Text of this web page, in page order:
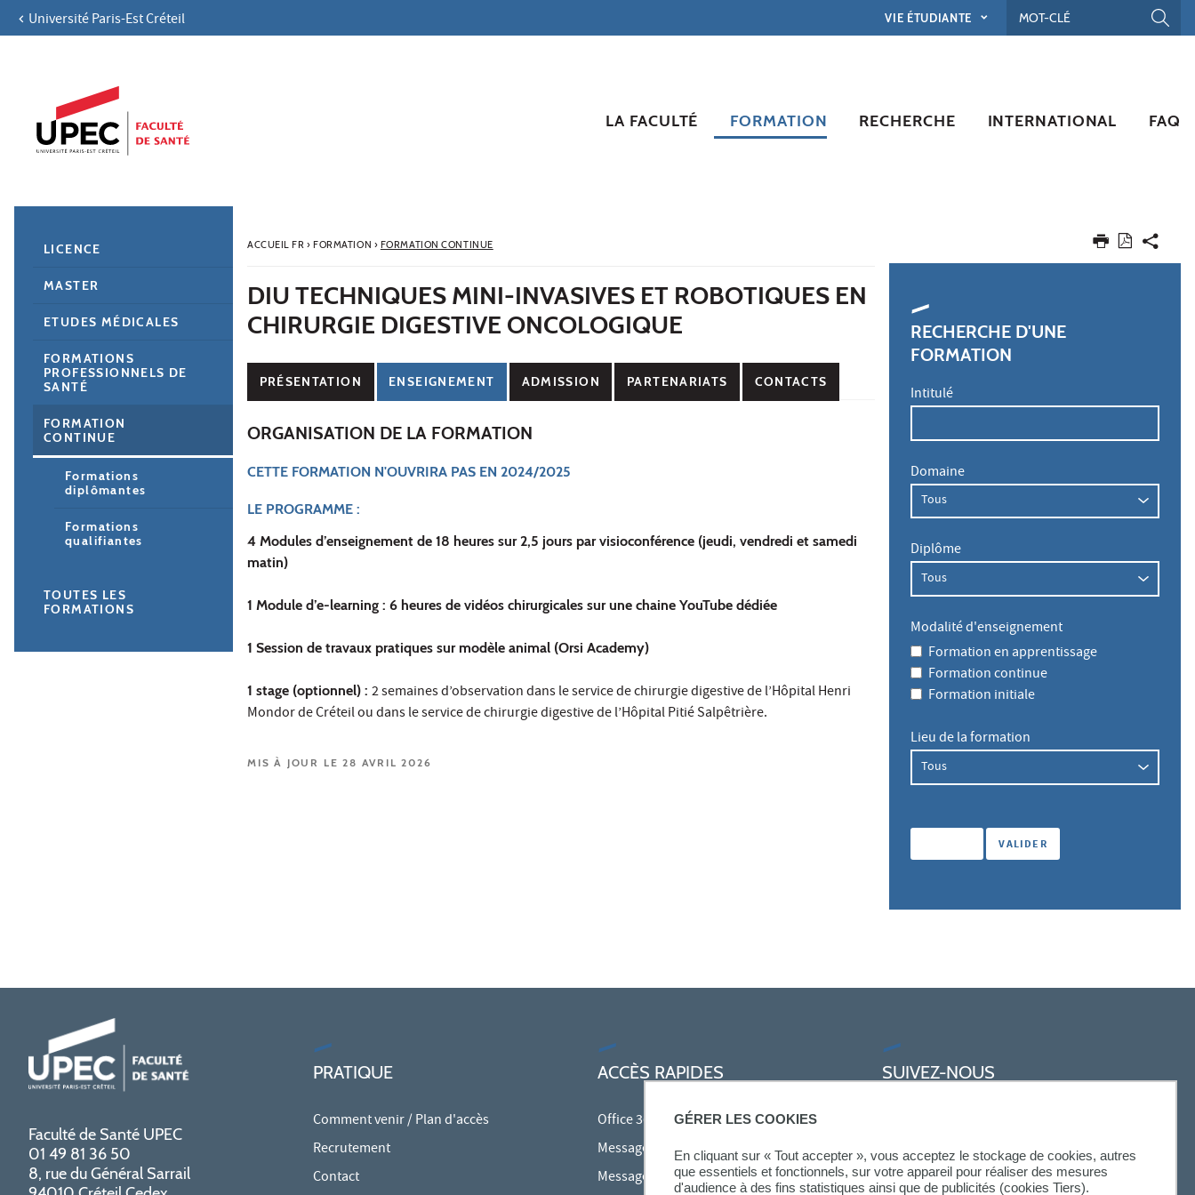
GÉRER LES COOKIES
En cliquant sur « Tout accepter », vous acceptez le stockage de cookies, autres
que essentiels et fonctionnels, sur votre appareil pour réaliser des mesures
d'audience à des fins statistiques ainsi que de publicités (cookies Tiers).
Aller au contenu
Navigation secondaire
Université Paris-Est Créteil VIE ÉTUDIANTE
LA FACULTÉ FORMATION RECHERCHE INTERNATIONAL FAQ
ACCUEIL FR› FORMATION › FORMATION CONTINUE
DIU TECHNIQUES MINI-INVASIVES ET ROBOTIQUES EN
CHIRURGIE DIGESTIVE ONCOLOGIQUE
PRÉSENTATION ENSEIGNEMENT ADMISSION PARTENARIATS CONTACTS
ORGANISATION DE LA FORMATION
CETTE FORMATION N'OUVRIRA PAS EN 2024/2025
LE PROGRAMME :
4 Modules d’enseignement de 18 heures sur 2,5 jours par visioconférence (jeudi, vendredi et samedi
matin)
1 Module d’e-learning : 6 heures de vidéos chirurgicales sur une chaine YouTube dédiée
1 Session de travaux pratiques sur modèle animal (Orsi Academy)
1 stage (optionnel) : 2 semaines d’observation dans le service de chirurgie digestive de l’Hôpital Henri
Mondor de Créteil ou dans le service de chirurgie digestive de l’Hôpital Pitié Salpêtrière.
MIS À JOUR LE 28 AVRIL 2026
RECHERCHE D'UNE
FORMATION
Intitulé
Domaine
Diplôme
Modalité d'enseignement
Formation en apprentissage
Formation continue
Formation initiale
Lieu de la formation
LICENCE
MASTER
ETUDES MÉDICALES
FORMATIONS
PROFESSIONNELS DE
SANTÉ
FORMATION
CONTINUE
Formations
diplômantes
Formations
qualifiantes
TOUTES LES
FORMATIONS
Faculté de Santé UPEC
01 49 81 36 50
8, rue du Général Sarrail
PRATIQUE
Comment venir / Plan d'accès
Recrutement
Contact
ACCÈS RAPIDES
Office 365
Messagerie des personnels
Messagerie étudiante
SUIVEZ-NOUS